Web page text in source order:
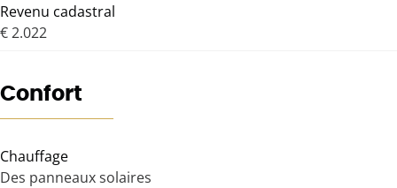
Revenu cadastral
€ 2.022
Confort
Chauffage
Des panneaux solaires